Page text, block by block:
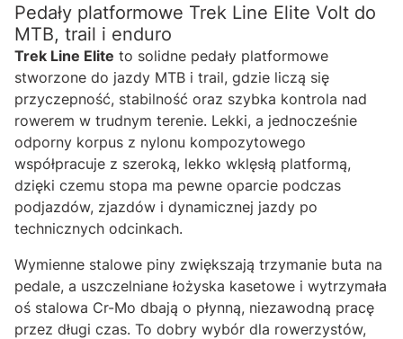
Pedały platformowe Trek Line Elite Volt do
MTB, trail i enduro
Trek Line Elite to solidne pedały platformowe
stworzone do jazdy MTB i trail, gdzie liczą się
przyczepność, stabilność oraz szybka kontrola nad
rowerem w trudnym terenie. Lekki, a jednocześnie
odporny korpus z nylonu kompozytowego
współpracuje z szeroką, lekko wklęsłą platformą,
dzięki czemu stopa ma pewne oparcie podczas
podjazdów, zjazdów i dynamicznej jazdy po
technicznych odcinkach.
Wymienne stalowe piny zwiększają trzymanie buta na
pedale, a uszczelniane łożyska kasetowe i wytrzymała
oś stalowa Cr-Mo dbają o płynną, niezawodną pracę
przez długi czas. To dobry wybór dla rowerzystów,